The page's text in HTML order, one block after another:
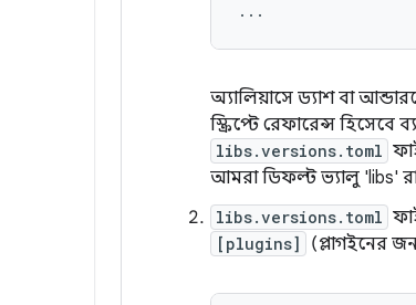
অ্যালিয়াসে ড্যাশ বা
স্ক্রিপ্টে রেফারেন্স
libs.versions.toml
আমরা ডিফল্ট ভ্যালু 'libs'
libs.versions.toml
[plugins] (প্লাগইনের